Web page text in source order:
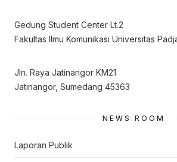
Gedung Student Center Lt.2
Fakultas Ilmu Komunikasi Universitas
Jln. Raya Jatinangor KM21
Jatinangor, Sumedang 45363
NEWS ROOM
Laporan Publik